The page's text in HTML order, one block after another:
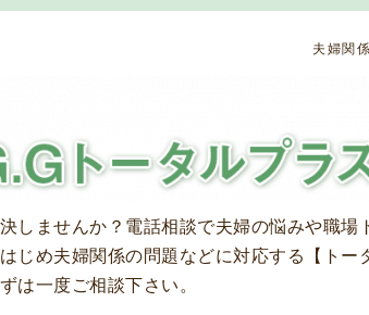
しませんか？ 電話相談で夫婦の悩みや職場
はじめ夫婦関係の問題などに対応する【ト
は一度ご相談下さい。
夫婦関